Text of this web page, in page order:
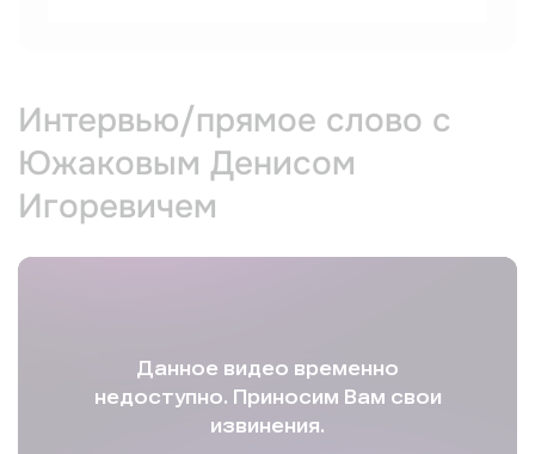
Интервью/прямое слово с
Южаковым Денисом
Игоревичем